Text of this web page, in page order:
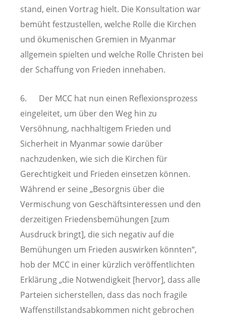
stand, einen Vortrag hielt. Die Konsultation war
bemüht festzustellen, welche Rolle die Kirchen
und ökumenischen Gremien in Myanmar
allgemein spielten und welche Rolle Christen bei
der Schaffung von Frieden innehaben.
6. Der MCC hat nun einen Reflexionsprozess
eingeleitet, um über den Weg hin zu
Versöhnung, nachhaltigem Frieden und
Sicherheit in Myanmar sowie darüber
nachzudenken, wie sich die Kirchen für
Gerechtigkeit und Frieden einsetzen können.
Während er seine „Besorgnis über die
Vermischung von Geschäftsinteressen und den
derzeitigen Friedensbemühungen [zum
Ausdruck bringt], die sich negativ auf die
Bemühungen um Frieden auswirken könnten“,
hob der MCC in einer kürzlich veröffentlichten
Erklärung „die Notwendigkeit [hervor], dass alle
Parteien sicherstellen, dass das noch fragile
Waffenstillstandsabkommen nicht gebrochen